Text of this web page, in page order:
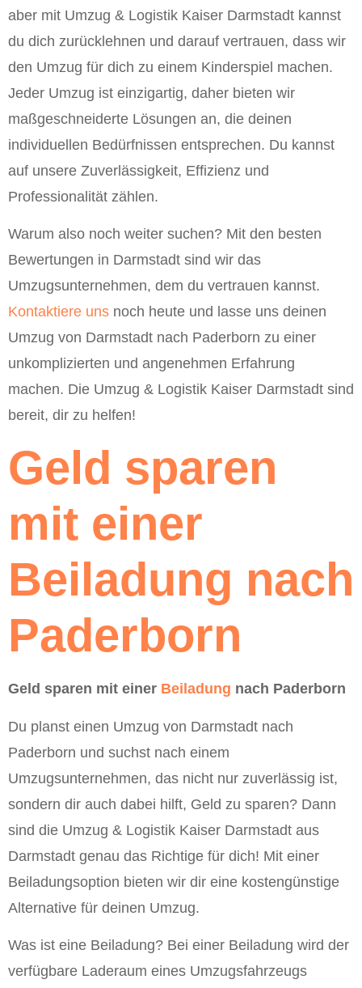
aber mit Umzug & Logistik Kaiser Darmstadt kannst
du dich zurücklehnen und darauf vertrauen, dass wir
den Umzug für dich zu einem Kinderspiel machen.
Jeder Umzug ist einzigartig, daher bieten wir
maßgeschneiderte Lösungen an, die deinen
individuellen Bedürfnissen entsprechen. Du kannst
auf unsere Zuverlässigkeit, Effizienz und
Professionalität zählen.
Warum also noch weiter suchen? Mit den besten
Bewertungen in Darmstadt sind wir das
Umzugsunternehmen, dem du vertrauen kannst.
Kontaktiere uns noch heute und lasse uns deinen
Umzug von Darmstadt nach Paderborn zu einer
unkomplizierten und angenehmen Erfahrung
machen. Die Umzug & Logistik Kaiser Darmstadt sind
bereit, dir zu helfen!
Geld sparen
mit einer
Beiladung nach
Paderborn
Geld sparen mit einer Beiladung nach Paderborn
Du planst einen Umzug von Darmstadt nach
Paderborn und suchst nach einem
Umzugsunternehmen, das nicht nur zuverlässig ist,
sondern dir auch dabei hilft, Geld zu sparen? Dann
sind die Umzug & Logistik Kaiser Darmstadt aus
Darmstadt genau das Richtige für dich! Mit einer
Beiladungsoption bieten wir dir eine kostengünstige
Alternative für deinen Umzug.
Was ist eine Beiladung? Bei einer Beiladung wird der
verfügbare Laderaum eines Umzugsfahrzeugs